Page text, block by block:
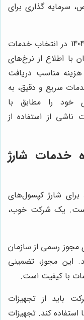
سرمایه گذاری برای
قیمت اتحادیه شارژ کپسول آتش نشانی 1404 در انتخاب خدمات
با اطلاع از نرخ‌های
مناسب دریافت
سریع و دقیق، به
خود را مطابق با
ناشی از استفاده از
خدمات شارژ
شارژ کپسول‌های
است. یک شرکت خوب،
مجوز رسمی از سازمان
این مجوز، تضمینی
با کیفیت است.
باید از تجهیزات
کند. تجهیزات